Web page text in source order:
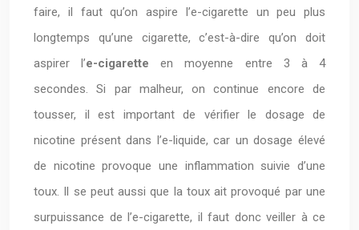
faire, il faut qu’on aspire l’e-cigarette un peu plus
longtemps qu’une cigarette, c’est-à-dire qu’on doit
aspirer l’e-cigarette en moyenne entre 3 à 4
secondes. Si par malheur, on continue encore de
tousser, il est important de vérifier le dosage de
nicotine présent dans l’e-liquide, car un dosage élevé
de nicotine provoque une inflammation suivie d’une
toux. Il se peut aussi que la toux ait provoqué par une
surpuissance de l’e-cigarette, il faut donc veiller à ce